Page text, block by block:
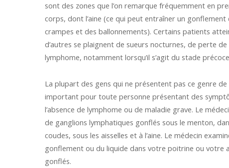
sont des zones que l’on remarque fréquemment en
corps, dont l’aine (ce qui peut entraîner un
crampes et des ballonnements). Certains patients
d’autres se plaignent de sueurs nocturnes, de perte
lymphome, notamment lorsqu’il s’agit du stade
La plupart des gens qui ne présentent pas ce genre
important pour toute personne présentant des
l’absence de lymphome ou de maladie grave. Le
de ganglions lymphatiques gonflés sous le menton,
coudes, sous les aisselles et à l’aine. Le médecin
gonflement ou du liquide dans votre poitrine ou votre
gonflés.